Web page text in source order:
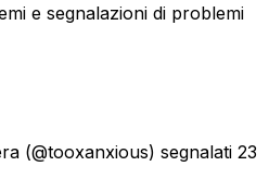
e segnalazioni di problemi
(@tooxanxious) segnalati 23